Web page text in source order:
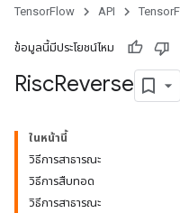
TensorFlow API
ข้อมูลนี้มีประโยชน์ไหม
RiscReverse
ในหน้านี้
วิธีการสาธารณะ
วิธีการสืบทอด
วิธีการสาธารณะ